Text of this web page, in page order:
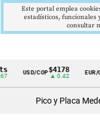
Cintillo
USD/COP$4178
▲ 0.42
EUR/COP
Pico y Placa
Este portal emplea
estadísticos, funcionales
consultar